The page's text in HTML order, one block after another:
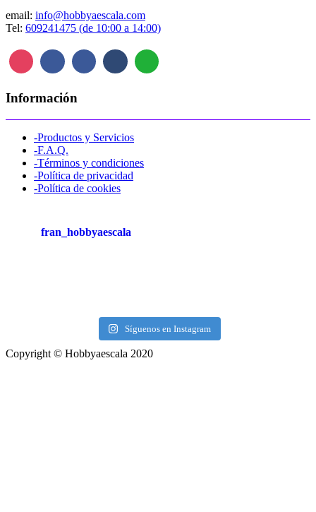
email: info@hobbyaescala.com
Tel: 609241475 (de 10:00 a 14:00)
Información
-Productos y Servicios
-F.A.Q.
-Términos y condiciones
-Política de privacidad
-Política de cookies
fran_hobbyaescala
Síguenos en Instagram
Copyright © Hobbyaescala 2020